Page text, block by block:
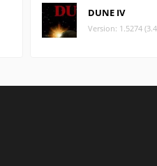
DUNE IV
Version: 1.5274